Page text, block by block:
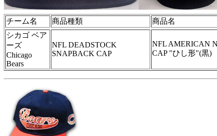
チーム名 商品種類
商品名
シカゴ ベア
ーズ
Chicago
Bears
NFL DEADSTOCK
SNAPBACK CAP
NFL AMERICAN
CAP "ひし形"(黒)